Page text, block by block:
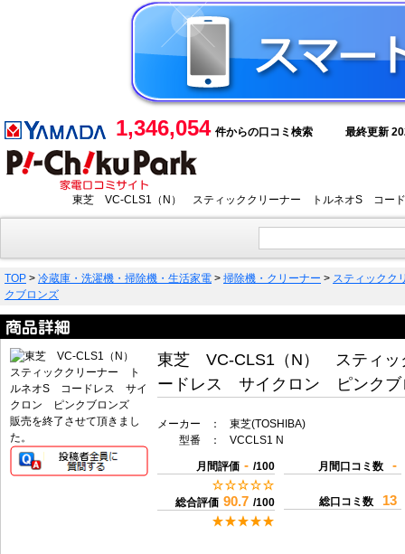
1,346,054 件からの口コミ検索 最終更新
東芝 VC-CLS1（N） スティッククリーナー トルネオS コード
TOP > 冷蔵庫・洗濯機・掃除機・生活家電 > 掃除機・クリーナー > スティックク
クブロンズ
販売を終了させて頂きまし
た。
東芝 VC-CLS1（N） スティ
ードレス サイクロン ピンクブ
メーカー ：
東芝(TOSHIBA)
型番
： VCCLS1 N
月間評価 - /100
総合評価 90.7 /100
月間口コミ数 -
総口コミ数 13